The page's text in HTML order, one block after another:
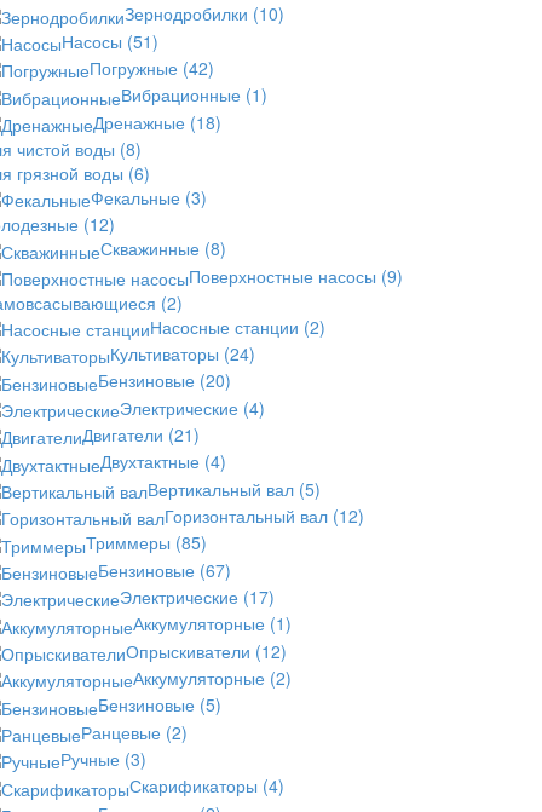
Зернодробилки (10)
Насосы (51)
Погружные (42)
Вибрационные (1)
Дренажные (18)
чистой воды (8)
грязной воды (6)
Фекальные (3)
(12)
Скважинные (8)
Поверхностные насосы (9)
(2)
Насосные станции (2)
Культиваторы (24)
Бензиновые (20)
Электрические (4)
Двигатели (21)
Двухтактные (4)
Вертикальный вал (5)
Горизонтальный вал (12)
Триммеры (85)
Бензиновые (67)
Электрические (17)
Аккумуляторные (1)
Опрыскиватели (12)
Аккумуляторные (2)
Бензиновые (5)
Ранцевые (2)
Ручные (3)
Скарификаторы (4)